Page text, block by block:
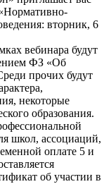
вторник, 6
вебинара будут
ФЗ «Об
прочих будут
некоторые
образования.
школ, ассоциаций,
оплате 5 и
об участии в